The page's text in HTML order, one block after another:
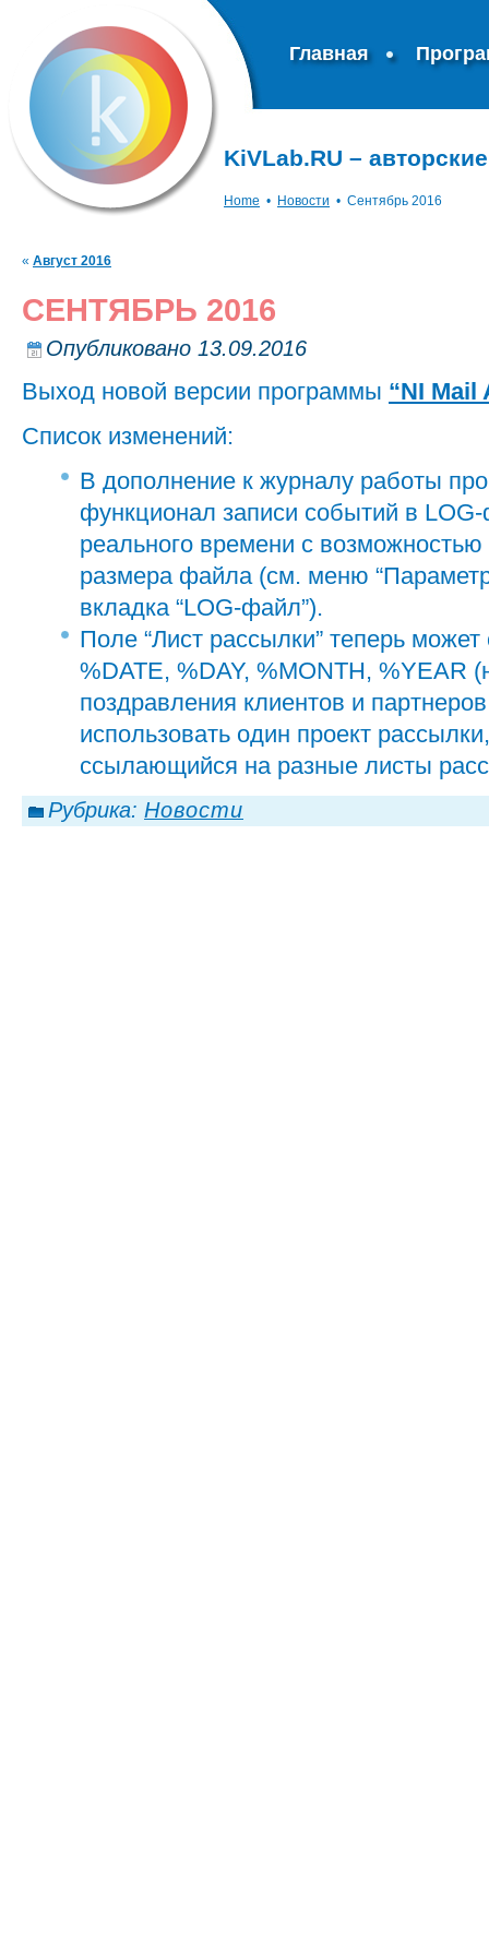
Главная
KiVLab.RU –
Home • Новости • Сентябрь 2016
« Август 2016
СЕНТЯБРЬ 2016
Опубликовано 13.09.2016
Выход новой версии программы “NI Mail
Список изменений:
В дополнение к журналу работы
функционал записи событий в
реального времени с
размера файла (см. меню
вкладка “LOG-файл”).
Поле “Лист рассылки” теперь
%DATE, %DAY, %MONTH, %YEAR
поздравления клиентов и
использовать один проект
ссылающийся на разные листы
Рубрика: Новости